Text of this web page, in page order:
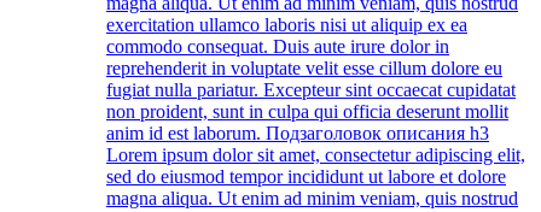
exercitation ullamco laboris nisi ut aliquip ex ea
commodo consequat. Duis aute irure dolor in
reprehenderit in voluptate velit esse cillum dolore eu
fugiat nulla pariatur. Excepteur sint occaecat cupidatat
non proident, sunt in culpa qui officia deserunt mollit
anim id est laborum. Подзаголовок описания h3
Lorem ipsum dolor sit amet, consectetur adipiscing elit,
sed do eiusmod tempor incididunt ut labore et dolore
magna aliqua. Ut enim ad minim veniam, quis nostrud